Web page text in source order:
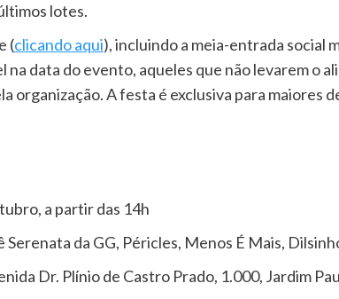
lotes.
(clicando aqui), incluindo a meia-entrada social
na data do evento, aqueles que não levarem o
organização. A festa é exclusiva para maiores
a partir das 14h
da GG, Péricles, Menos É Mais,
Dr. Plínio de Castro Prado, 1.000, Jardim